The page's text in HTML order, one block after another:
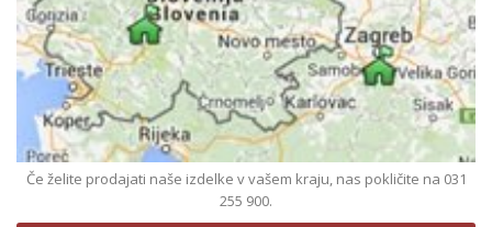
Če želite prodajati naše izdelke v vašem kraju, nas pokličite na 031
255 900.